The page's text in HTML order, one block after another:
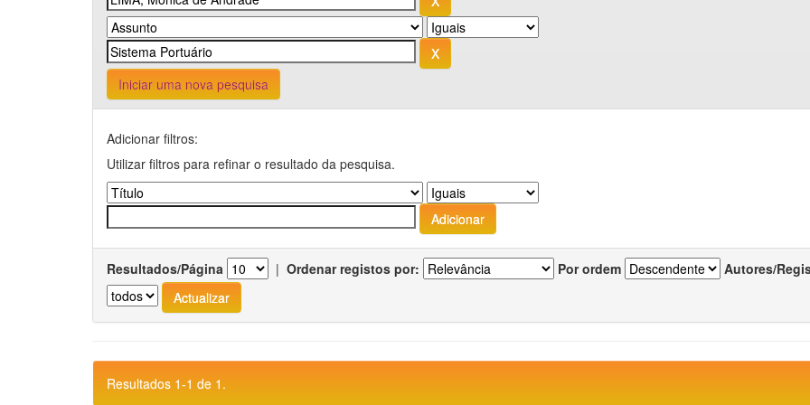
Iniciar uma nova pesquisa
Adicionar filtros:
Utilizar filtros para refinar o resultado da pesquisa.
Resultados/Página | Ordenar registos por: Por ordem Autores/
Resultados 1-1 de 1.